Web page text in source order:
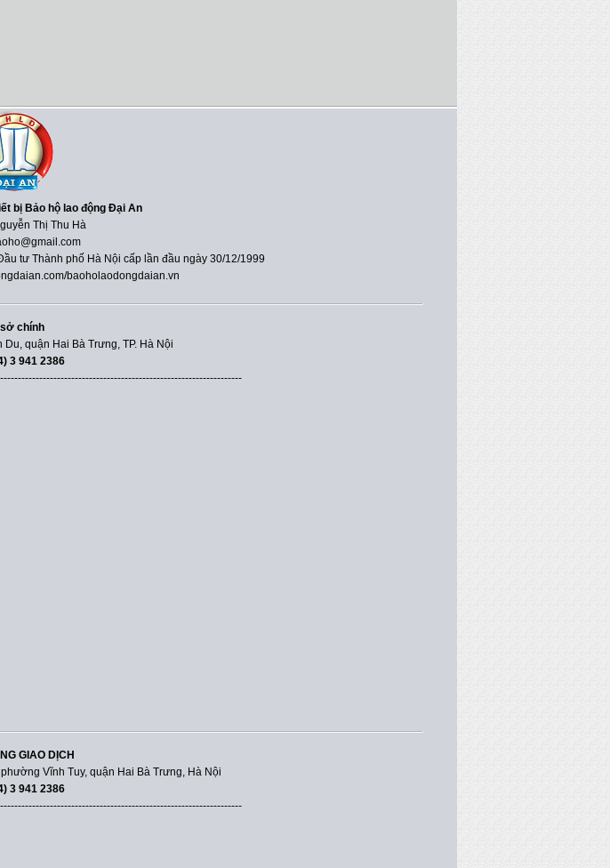
bị Bảo hộ lao động Đại An
Thị Thu Hà
tư Thành phố Hà Nội cấp lần đầu ngày 30/12/1999
baoholaodongdaian.vn
chính
quận Hai Bà Trưng, TP. Hà Nội
3 941 2386
GIAO DỊCH
Vĩnh Tuy, quận Hai Bà Trưng, Hà Nội
3 941 2386